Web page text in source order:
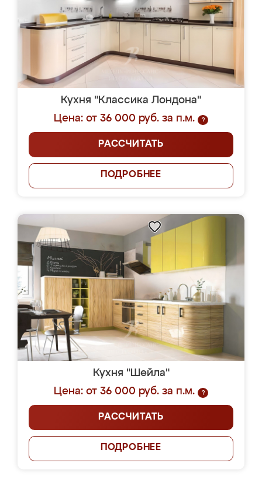
Кухня "Классика Лондона"
Цена: от 36 000 руб. за п.м.
?
РАССЧИТАТЬ
ПОДРОБНЕЕ
Кухня "Шейла"
Цена: от 36 000 руб. за п.м.
?
РАССЧИТАТЬ
ПОДРОБНЕЕ